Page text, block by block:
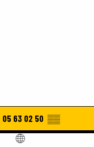
05 63 02 50 ▒▒